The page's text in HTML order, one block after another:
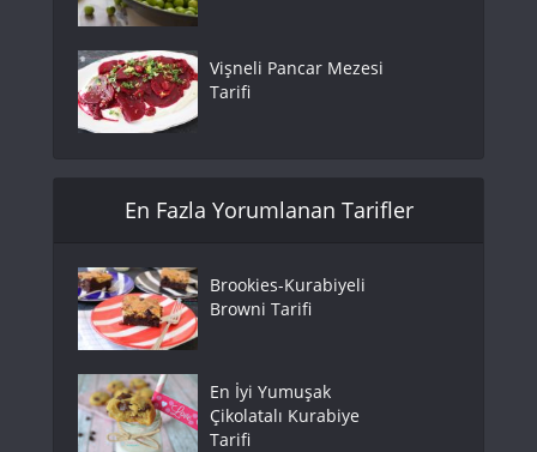
Vişneli Pancar Mezesi
Tarifi
En Fazla Yorumlanan Tarifler
Brookies-Kurabiyeli
Browni Tarifi
En İyi Yumuşak
Çikolatalı Kurabiye
Tarifi